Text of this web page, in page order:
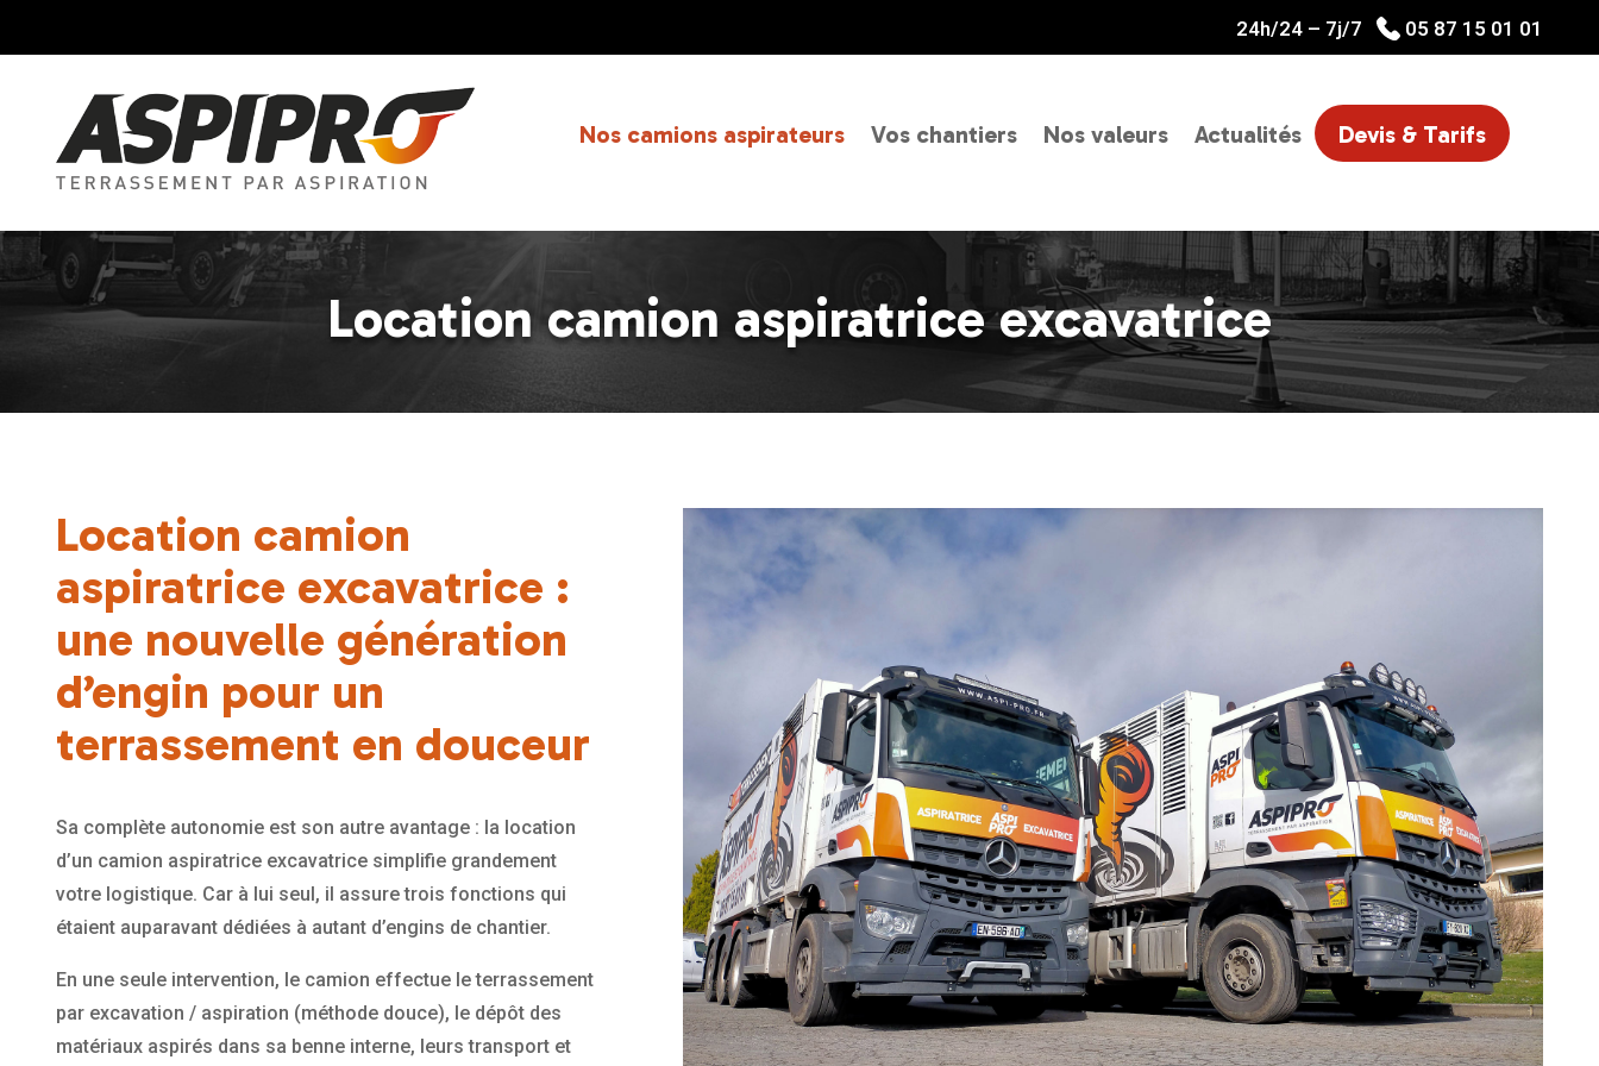
24h/24 – 7j/7 05 87 15 01 01
Nos camions aspirateurs Vos chantiers Nos valeurs Actualités Devis & Tarifs
Location camion aspiratrice excavatrice
Location camion
aspiratrice excavatrice :
une nouvelle génération
d’engin pour un
terrassement en douceur
Sa complète autonomie est son autre avantage : la location
d’un camion aspiratrice excavatrice simplifie grandement
votre logistique. Car à lui seul, il assure trois fonctions qui
étaient auparavant dédiées à autant d’engins de chantier.
En une seule intervention, le camion effectue le terrassement
par excavation / aspiration (méthode douce), le dépôt des
matériaux aspirés dans sa benne interne, leurs transport et